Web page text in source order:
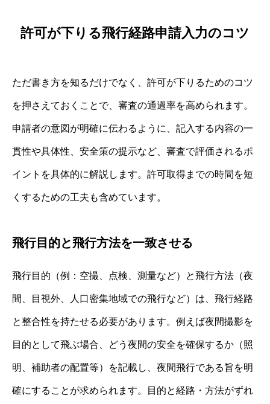
許可が下りる飛行経路申請入力のコツ
ただ書き方を知るだけでなく、許可が下りるためのコツ
を押さえておくことで、審査の通過率を高められます。
申請者の意図が明確に伝わるように、記入する内容の一
貫性や具体性、安全策の提示など、審査で評価されるポ
イントを具体的に解説します。許可取得までの時間を短
くするための工夫も含めています。
飛行目的と飛行方法を一致させる
飛行目的（例：空撮、点検、測量など）と飛行方法（夜
間、目視外、人口密集地域での飛行など）は、飛行経路
と整合性を持たせる必要があります。例えば夜間撮影を
目的として飛ぶ場合、どう夜間の安全を確保するか（照
明、補助者の配置等）を記載し、夜間飛行である旨を明
確にすることが求められます。目的と経路・方法がずれ